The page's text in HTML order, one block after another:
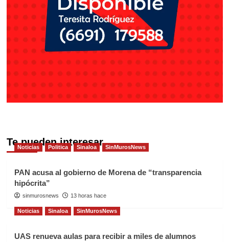
Te pueden interesar
Noticias Politica Sinaloa SinMurosNews
PAN acusa al gobierno de Morena de “transparencia
hipócrita”
sinmurosnews 13 horas hace
Noticias Sinaloa SinMurosNews
UAS renueva aulas para recibir a miles de alumnos